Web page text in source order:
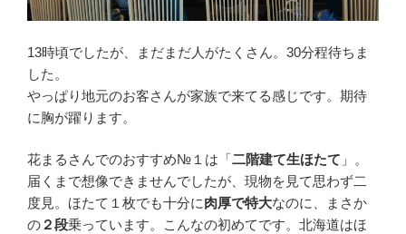
13時頃でしたが、まだまだ人がたくさん。30分程待ちま
した。
やっぱり地元のお客さんが家族で来てる感じです。期待
に胸が躍ります。
花まるさんでのおすすめ№１は「二階建て生ほたて 」。
届くまで想像できませんでしたが、現物を見て思わず二
度見。ほたて１枚でも十分に肉厚で特大なのに、まさか
の ２段乗っています。こんなの初めてです。北海道はほ